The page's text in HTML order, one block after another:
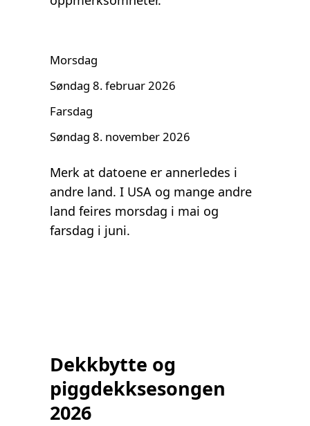
Morsdag
Søndag 8. februar 2026
Farsdag
Søndag 8. november 2026
Merk at datoene er annerledes i
andre land. I USA og mange andre
land feires morsdag i mai og
farsdag i juni.
Dekkbytte og
piggdekksesongen
2026